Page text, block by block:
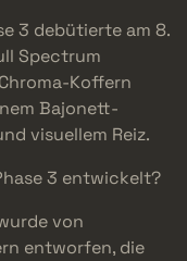
3 debütierte am 8.
Spectrum
Koffern
Bajonett-
visuellem Reiz.
3 entwickelt?
von
entworfen, die